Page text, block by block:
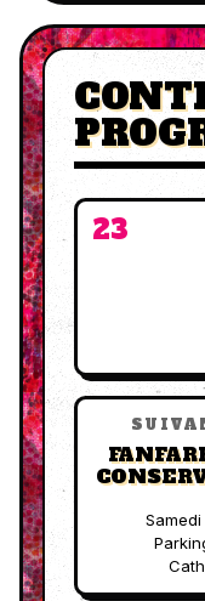
23
Samedi